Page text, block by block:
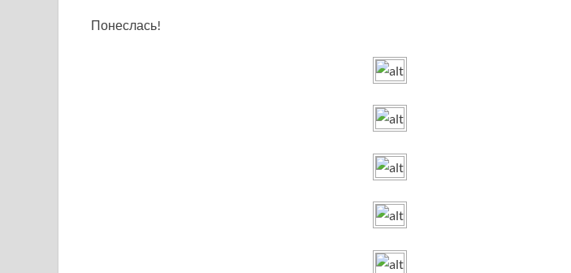
Понеслась!